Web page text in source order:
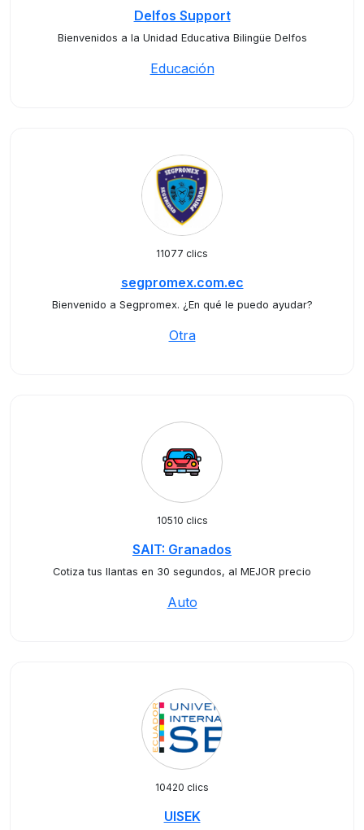
Delfos Support
Bienvenidos a la Unidad Educativa Bilingüe Delfos
Educación
11077 clics
segpromex.com.ec
Bienvenido a Segpromex. ¿En qué le puedo ayudar?
Otra
10510 clics
SAIT: Granados
Cotiza tus llantas en 30 segundos, al MEJOR precio
Auto
10420 clics
UISEK